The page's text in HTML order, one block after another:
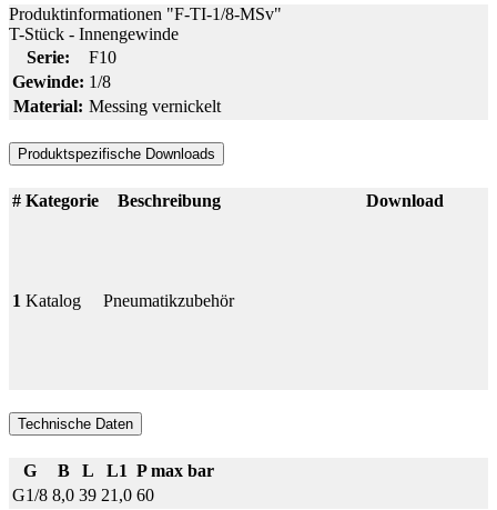
Produktinformationen "F-TI-1/8-MSv"
T-Stück - Innengewinde
Serie:
F10
Gewinde: 1/8
Material: Messing vernickelt
Produktspezifische Downloads
# Kategorie Beschreibung Download
1 Katalog Pneumatikzubehör
Technische Daten
G B L L1 P max bar
G1/8 8,0 39 21,0 60